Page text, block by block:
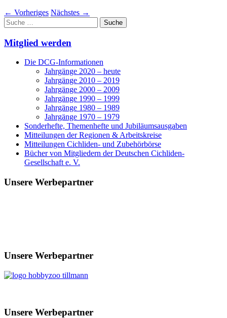
← Vorheriges Nächstes →
Suche
nach:
Mitglied werden
Die DCG-Informationen
Jahrgänge 2020 – heute
Jahrgänge 2010 – 2019
Jahrgänge 2000 – 2009
Jahrgänge 1990 – 1999
Jahrgänge 1980 – 1989
Jahrgänge 1970 – 1979
Sonderhefte, Themenhefte und Jubiläumsausgaben
Mitteilungen der Regionen & Arbeitskreise
Mitteilungen Cichliden- und Zubehörbörse
Bücher von Mitgliedern der Deutschen Cichliden-
Gesellschaft e. V.
Unsere Werbepartner
Unsere Werbepartner
Unsere Werbepartner